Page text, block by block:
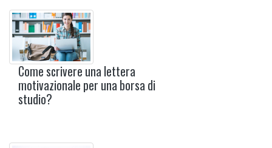
Come scrivere una lettera
motivazionale per una borsa di
studio?